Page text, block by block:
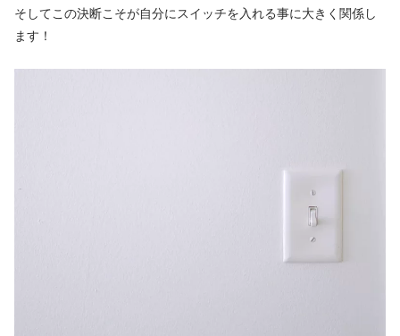
そしてこの決断こそが自分にスイッチを入れる事に大きく関係し
ます！